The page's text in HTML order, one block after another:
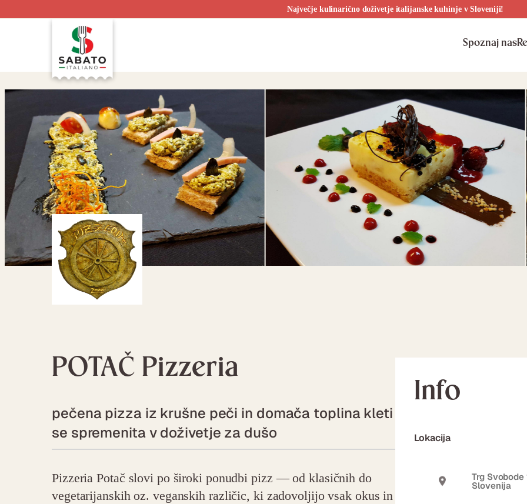
Največje kulinarično doživetje italijanske kuhinje v Sloveniji!
Spoznaj nas
POTAČ Pizzeria
pečena pizza iz krušne peči in domača toplina kleti
se spremenita v doživetje za dušo
Pizzeria Potač slovi po široki ponudbi pizz — od klasičnih do
vegetarijanskih oz. veganskih različic, ki zadovoljijo vsak okus in
Info
Lokacija
Trg Svobode
Slovenija